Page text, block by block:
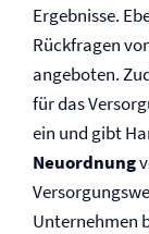
Ergebnisse.
Rückfragen
angeboten.
für das
ein und gibt
Neuordnung
Unternehmen